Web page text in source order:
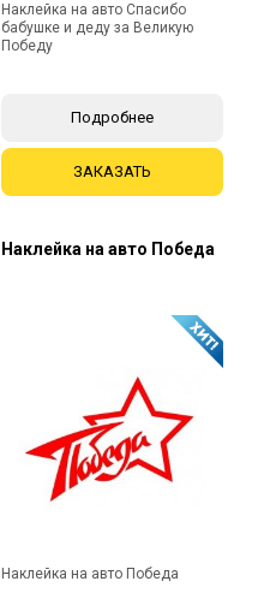
Наклейка на авто Спасибо
бабушке и деду за Великую
Победу
Подробнее
ЗАКАЗАТЬ
Наклейка на авто Победа
Наклейка на авто Победа